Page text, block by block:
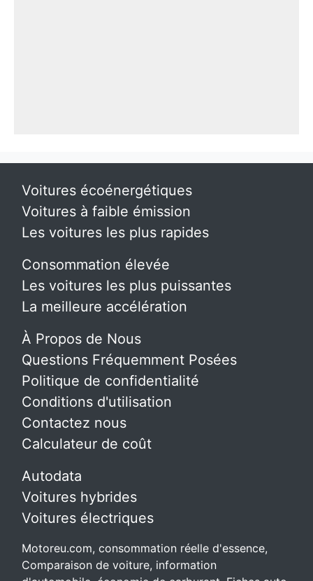
Voitures écoénergétiques
Voitures à faible émission
Les voitures les plus rapides
Consommation élevée
Les voitures les plus puissantes
La meilleure accélération
À Propos de Nous
Questions Fréquemment Posées
Politique de confidentialité
Conditions d'utilisation
Contactez nous
Calculateur de coût
Autodata
Voitures hybrides
Voitures électriques
Motoreu.com, consommation réelle d'essence,
Comparaison de voiture, information